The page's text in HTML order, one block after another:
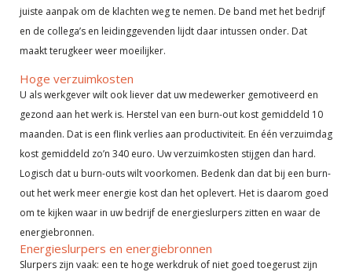
juiste aanpak om de klachten weg te nemen. De band met het bedrijf
en de collega’s en leidinggevenden lijdt daar intussen onder. Dat
maakt terugkeer weer moeilijker.
Hoge verzuimkosten
U als werkgever wilt ook liever dat uw medewerker gemotiveerd en
gezond aan het werk is. Herstel van een burn-out kost gemiddeld 10
maanden. Dat is een flink verlies aan productiviteit. En één verzuimdag
kost gemiddeld zo’n 340 euro. Uw verzuimkosten stijgen dan hard.
Logisch dat u burn-outs wilt voorkomen. Bedenk dan dat bij een burn-
out het werk meer energie kost dan het oplevert. Het is daarom goed
om te kijken waar in uw bedrijf de energieslurpers zitten en waar de
energiebronnen.
Energieslurpers en energiebronnen
Slurpers zijn vaak: een te hoge werkdruk of niet goed toegerust zijn